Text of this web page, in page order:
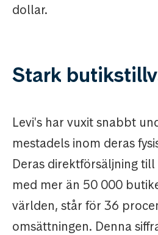
dollar.
Stark
Levi's har vuxit snabbt
mestadels inom deras
Deras direktförsäljning
med mer än 50 000
världen, står för 36
omsättningen. Denna